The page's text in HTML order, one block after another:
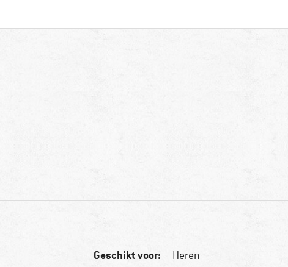
Geschikt voor: Heren